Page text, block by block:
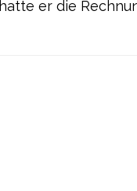
er die